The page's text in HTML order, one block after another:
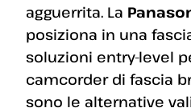
agguerrita. La
posiziona in una
soluzioni entry-level
camcorder di fascia
sono le alternative